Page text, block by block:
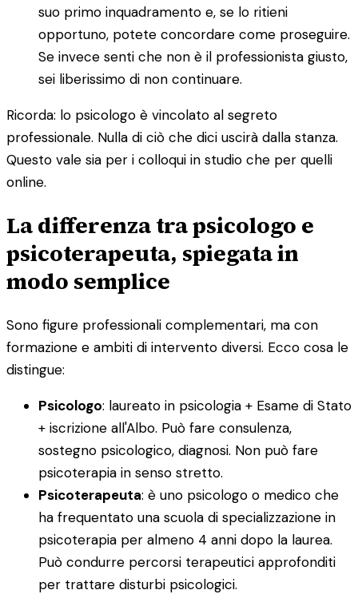
suo primo inquadramento e, se lo ritieni
opportuno, potete concordare come proseguire.
Se invece senti che non è il professionista giusto,
sei liberissimo di non continuare.
Ricorda: lo psicologo è vincolato al segreto
professionale. Nulla di ciò che dici uscirà dalla stanza.
Questo vale sia per i colloqui in studio che per quelli
online.
La differenza tra psicologo e
psicoterapeuta, spiegata in
modo semplice
Sono figure professionali complementari, ma con
formazione e ambiti di intervento diversi. Ecco cosa le
distingue:
Psicologo: laureato in psicologia + Esame di Stato
+ iscrizione all'Albo. Può fare consulenza,
sostegno psicologico, diagnosi. Non può fare
psicoterapia in senso stretto.
Psicoterapeuta: è uno psicologo o medico che
ha frequentato una scuola di specializzazione in
psicoterapia per almeno 4 anni dopo la laurea.
Può condurre percorsi terapeutici approfonditi
per trattare disturbi psicologici.